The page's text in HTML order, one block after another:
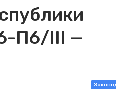
П6/III —